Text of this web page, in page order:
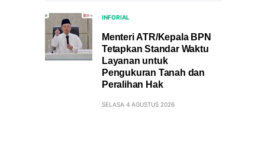
INFORIAL
Menteri ATR/Kepala BPN
Tetapkan Standar Waktu
Layanan untuk
Pengukuran Tanah dan
Peralihan Hak
SELASA 4 AGUSTUS 2026